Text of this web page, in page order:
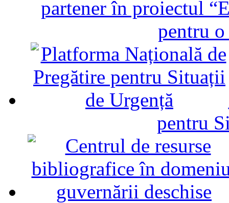
partener în proiectul
pentru
pentru